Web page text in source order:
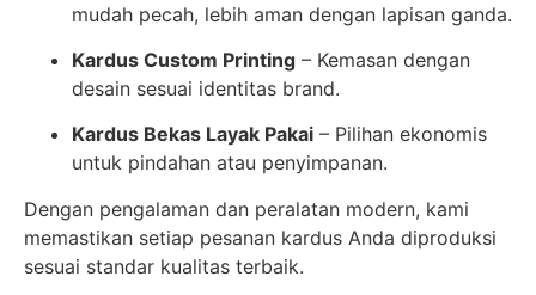
mudah pecah, lebih aman dengan lapisan ganda.
Kardus Custom Printing – Kemasan dengan
desain sesuai identitas brand.
Kardus Bekas Layak Pakai – Pilihan ekonomis
untuk pindahan atau penyimpanan.
Dengan pengalaman dan peralatan modern, kami
memastikan setiap pesanan kardus Anda diproduksi
sesuai standar kualitas terbaik.